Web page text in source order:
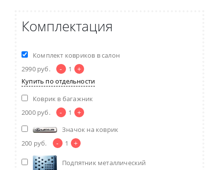
Комплектация
Комплект ковриков в салон
2990 руб. - 1 +
Купить по отдельности
Коврик в багажник
2000 руб. - 1 +
Значок на коврик
200 руб. - 1 +
Подпятник металлический